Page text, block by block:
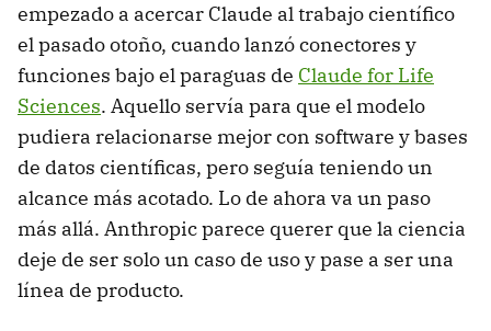
empezado a acercar Claude al trabajo científico
el pasado otoño, cuando lanzó conectores y
funciones bajo el paraguas de Claude for Life
Sciences. Aquello servía para que el modelo
pudiera relacionarse mejor con software y bases
de datos científicas, pero seguía teniendo un
alcance más acotado. Lo de ahora va un paso
más allá. Anthropic parece querer que la ciencia
deje de ser solo un caso de uso y pase a ser una
línea de producto.